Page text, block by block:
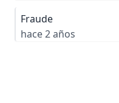
Fraude
hace 2 años